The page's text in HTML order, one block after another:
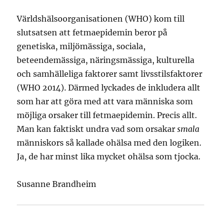
Världshälsoorganisationen (WHO) kom till
slutsatsen att fetmaepidemin beror på
genetiska, miljömässiga, sociala,
beteendemässiga, näringsmässiga, kulturella
och samhälleliga faktorer samt livsstilsfaktorer
(WHO 2014). Därmed lyckades de inkludera allt
som har att göra med att vara människa som
möjliga orsaker till fetmaepidemin. Precis allt.
Man kan faktiskt undra vad som orsakarsmala
människors så kallade ohälsa med den logiken.
Ja, de har minst lika mycket ohälsa som tjocka.
Susanne Brandheim